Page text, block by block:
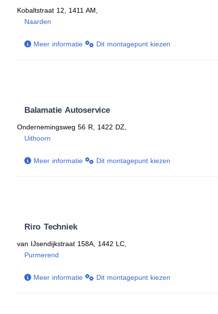
Kobaltstraat 12, 1411 AM,
Naarden
Meer informatie Dit montagepunt kiezen
Balamatie Autoservice
Ondernemingsweg 56 R, 1422 DZ,
Uithoorn
Meer informatie Dit montagepunt kiezen
Riro Techniek
van IJsendijkstraat 158A, 1442 LC,
Purmerend
Meer informatie Dit montagepunt kiezen